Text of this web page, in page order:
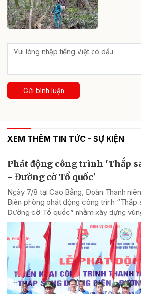
Gửi bình luận
XEM THÊM TIN TỨC - SỰ KIỆN
Phát động công trình 'Thắp
- Đường cờ Tổ quốc'
Ngày 7/8 tại Cao Bằng, Đoàn Thanh
Biên phòng phát động công trình “Thắp
Đường cờ Tổ quốc” nhằm xây dựng